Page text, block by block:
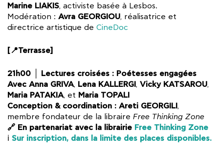
Marine LIAKIS, activiste basée à Lesbos.
Modération : Avra GEORGIOU, réalisatrice et
directrice artistique de CineDoc
[📍Terrasse]
21h00 │ Lectures croisées : Poétesses engagées
Avec Anna GRIVA, Lena KALLERGI, Vicky KATSAROU,
Maria PATAKIA, et Maria TOPALI
Conception & coordination : Areti GEORGILI,
membre fondateur de la libraire Free Thinking Zone
🔗 En partenariat avec la librairie Free Thinking Zone
ℹ️ Sur inscription, dans la limite des places disponibles.